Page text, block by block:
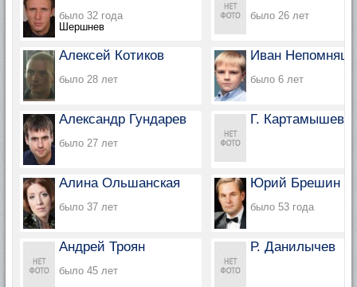
было 32 года
Шершнев
было 26 лет
Алексей Котиков
было 28 лет
Иван
было 6 лет
Александр Гундарев
было 27 лет
Г. Картамышев
Алина Ольшанская
было 37 лет
Юрий Брешин
было 53 года
Андрей Троян
было 45 лет
Р. Данилычев